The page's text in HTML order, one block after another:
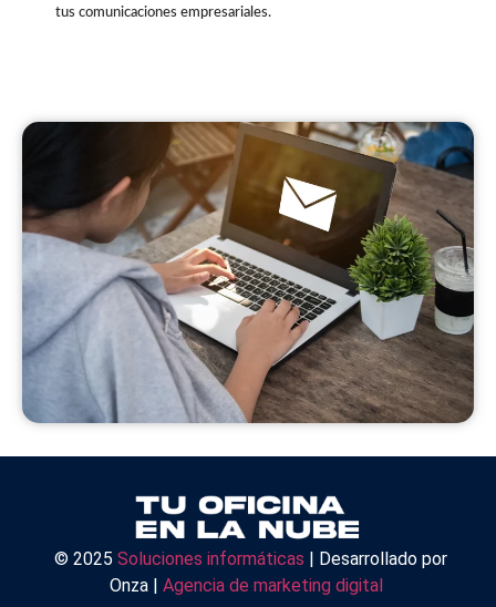
tus comunicaciones empresariales.
© 2025 Soluciones informáticas | Desarrollado por
Onza | Agencia de marketing digital